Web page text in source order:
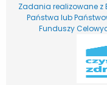
Zadania realizowane z
Państwa lub
Funduszy